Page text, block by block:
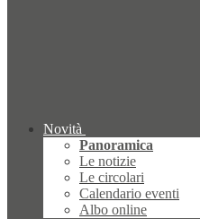
Novità
Panoramica
Le notizie
Le circolari
Calendario eventi
Albo online